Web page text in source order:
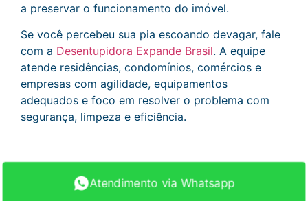
a preservar o funcionamento do imóvel.
Se você percebeu sua pia escoando devagar, fale
com a Desentupidora Expande Brasil. A equipe
atende residências, condomínios, comércios e
empresas com agilidade, equipamentos
adequados e foco em resolver o problema com
segurança, limpeza e eficiência.
Atendimento via Whatsapp